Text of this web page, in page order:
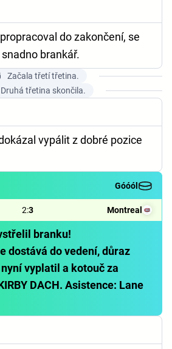
do zakončení, se
brankář.
Začala třetí třetina.
Druhá třetina skončila.
vypálit z dobré pozice
Góóól
2:3 Montreal
branku!
dostává do vedení, důraz
vyplatil a kotouč za
DACH. Asistence: Lane